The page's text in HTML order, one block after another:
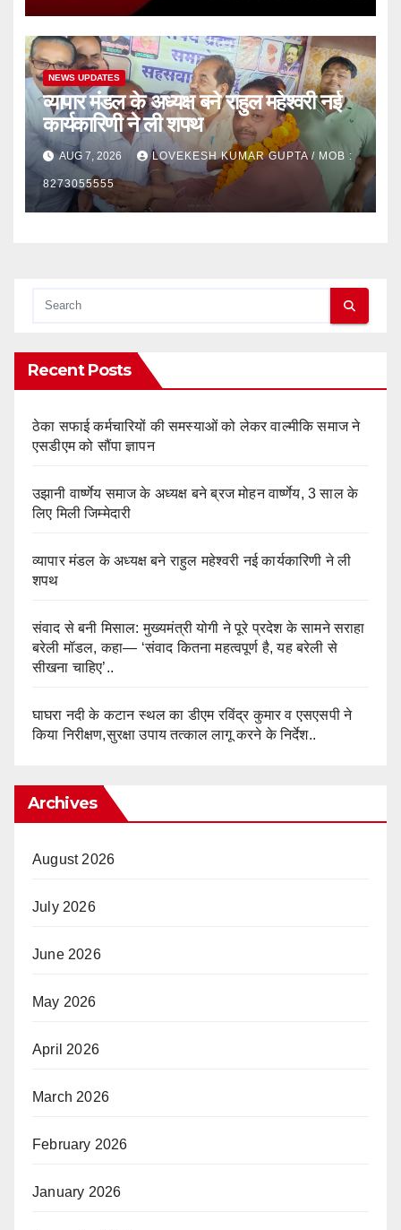
NEWS UPDATES
व्यापार मंडल के अध्यक्ष बने राहुल महेश्वरी नई
कार्यकारिणी ने ली शपथ
AUG 7, 2026 LOVEKESH KUMAR GUPTA / MOB :
8273055555
Recent Posts
ठेका सफाई कर्मचारियों की समस्याओं को लेकर वाल्मीकि समाज ने
एसडीएम को सौंपा ज्ञापन
उझानी वार्ष्णेय समाज के अध्यक्ष बने ब्रज मोहन वार्ष्णेय, 3 साल के
लिए मिली जिम्मेदारी
व्यापार मंडल के अध्यक्ष बने राहुल महेश्वरी नई कार्यकारिणी ने ली
शपथ
संवाद से बनी मिसाल: मुख्यमंत्री योगी ने पूरे प्रदेश के सामने सराहा
बरेली मॉडल, कहा— ‘संवाद कितना महत्वपूर्ण है, यह बरेली से
सीखना चाहिए’..
घाघरा नदी के कटान स्थल का डीएम रविंद्र कुमार व एसएसपी ने
किया निरीक्षण,सुरक्षा उपाय तत्काल लागू करने के निर्देश..
Archives
August 2026
July 2026
June 2026
May 2026
April 2026
March 2026
February 2026
January 2026